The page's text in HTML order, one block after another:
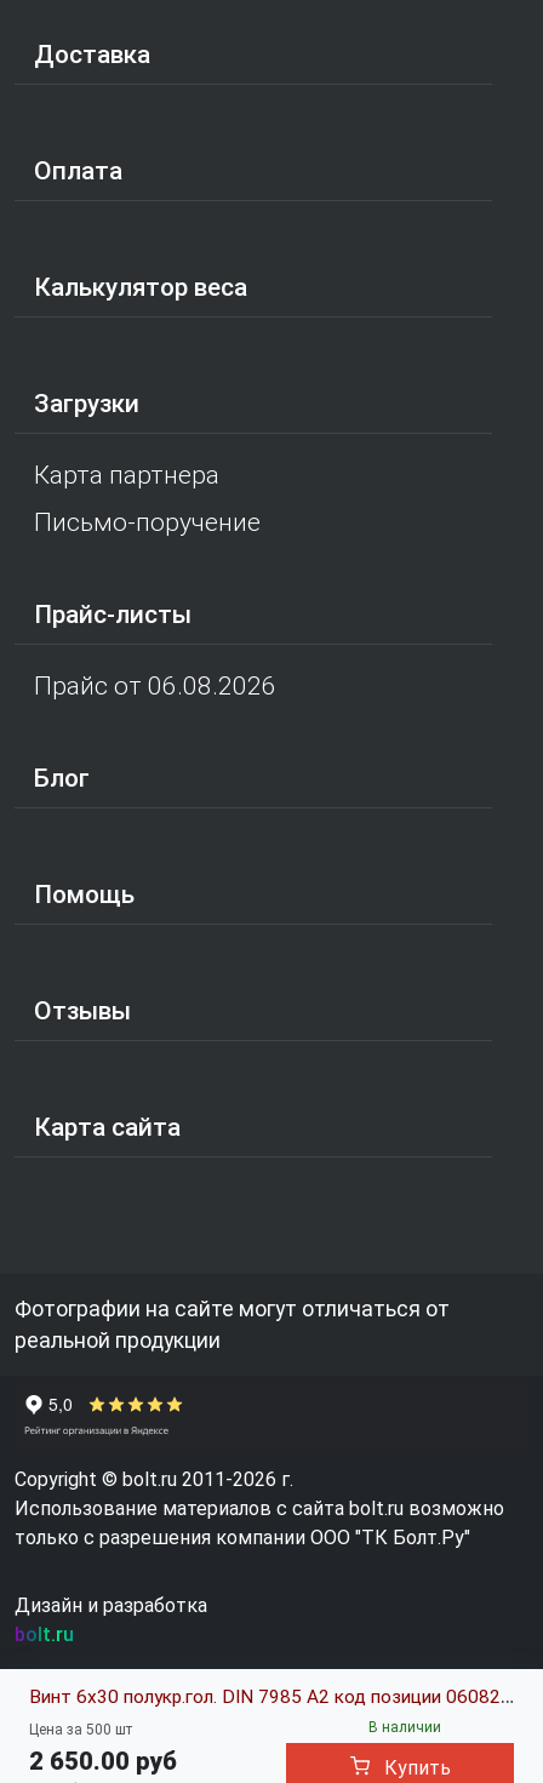
Винт 6х30 полукр.гол. DIN 7985 A2 код позиции 0608211
Цена за 500 шт
2 650.00 руб
В наличии
Купить
Доставка
Оплата
Калькулятор веса
Загрузки
Карта партнера
Письмо-поручение
Прайс-листы
Прайс от 06.08.2026
Блог
Помощь
Отзывы
Карта сайта
Фотографии на сайте могут отличаться от
реальной продукции
Copyright © bolt.ru 2011-2026 г.
Использование материалов с сайта bolt.ru возможно
только с разрешения компании ООО "ТК Болт.Ру"
Дизайн и разработка
bolt.ru